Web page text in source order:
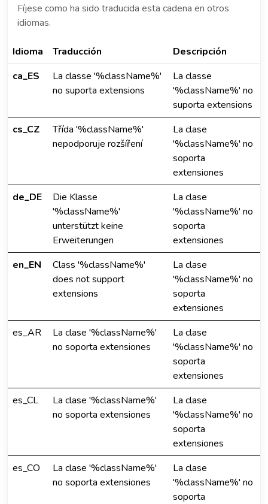
Fíjese como ha sido traducida esta cadena en otros
idiomas.
Idioma Traducción
Descripción
ca_ES
La classe '%className%'
no suporta extensions
La classe
'%className%' no
suporta extensions
cs_CZ
Třída '%className%'
nepodporuje rozšíření
La clase
'%className%' no
soporta
extensiones
de_DE
Die Klasse
'%className%'
unterstützt keine
Erweiterungen
La clase
'%className%' no
soporta
extensiones
en_EN
Class '%className%'
does not support
extensions
La clase
'%className%' no
soporta
extensiones
es_AR
La clase '%className%'
no soporta extensiones
La clase
'%className%' no
soporta
extensiones
es_CL
La clase '%className%'
no soporta extensiones
La clase
'%className%' no
soporta
extensiones
es_CO
La clase '%className%'
no soporta extensiones
La clase
'%className%' no
soporta